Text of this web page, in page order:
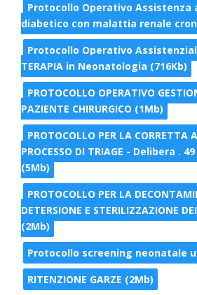
Protocollo Operativo Assistenza
diabetico con malattia renale
Protocollo Operativo Assistenziale
TERAPIA in Neonatologia (716Kb)
PROTOCOLLO OPERATIVO
PAZIENTE CHIRURGICO (1Mb)
PROTOCOLLO PER LA CORRETTA
PROCESSO DI TRIAGE - Delibera .
(5Mb)
PROTOCOLLO PER LA
DETERSIONE E STERILIZZAZIONE
(2Mb)
Protocollo screening neonatale
RITENZIONE GARZE (2Mb)